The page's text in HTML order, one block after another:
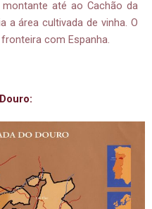
até ao Cachão da
a área cultivada de vinha. O
com Espanha.